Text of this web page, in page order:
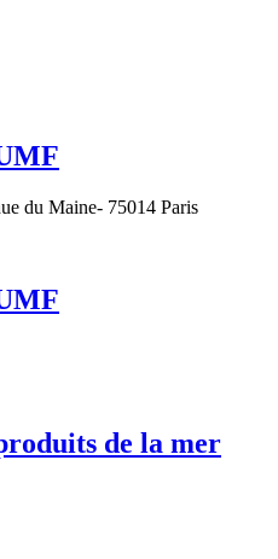
du Maine- 75014 Paris
de la mer